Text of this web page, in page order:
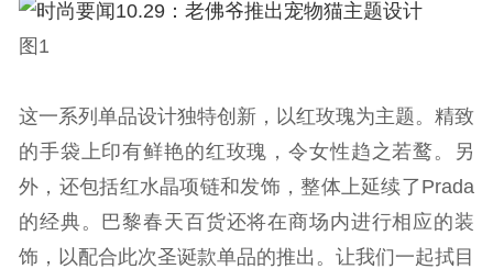
图1
这一系列单品设计独特创新，以红玫瑰为主题。精致
的手袋上印有鲜艳的红玫瑰，令女性趋之若鹜。另
外，还包括红水晶项链和发饰，整体上延续了Prada
的经典。巴黎春天百货还将在商场内进行相应的装
饰，以配合此次圣诞款单品的推出。让我们一起拭目